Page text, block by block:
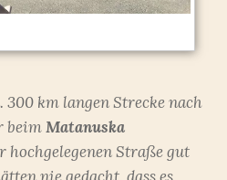
km langen Strecke nach
beimMatanuska
hochgelegenen Straße gut